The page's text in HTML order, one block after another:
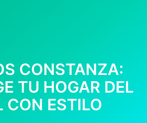
CONSTANZA:
TU HOGAR DEL
CON ESTILO